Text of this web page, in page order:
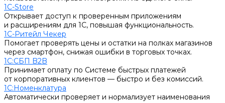
1С-Store
Открывает доступ к проверенным приложениям
и расширениям для 1С, повышая функциональность.
1С-Ритейл Чекер
Помогает проверять цены и остатки на полках магазинов
через смартфон, снижая ошибки в торговых точках.
1С:СБП B2B
Принимает оплату по Системе быстрых платежей
от корпоративных клиентов — быстро и без комиссий.
1С:Номенклатура
Автоматически проверяет и нормализует наименования